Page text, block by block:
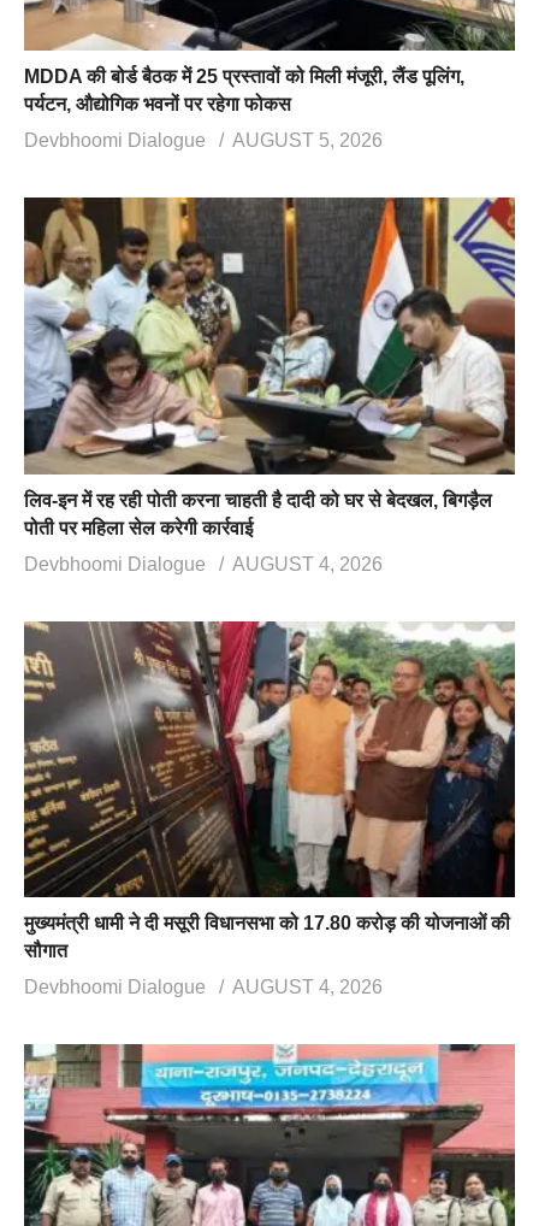
MDDA की बोर्ड बैठक में 25 प्रस्तावों को मिली मंजूरी, लैंड पूलिंग,
पर्यटन, औद्योगिक भवनों पर रहेगा फोकस
Devbhoomi Dialogue
AUGUST 5, 2026
लिव-इन में रह रही पोती करना चाहती है दादी को घर से बेदखल, बिगड़ैल
पोती पर महिला सेल करेगी कार्रवाई
Devbhoomi Dialogue
AUGUST 4, 2026
मुख्यमंत्री धामी ने दी मसूरी विधानसभा को 17.80 करोड़ की योजनाओं की
सौगात
Devbhoomi Dialogue
AUGUST 4, 2026